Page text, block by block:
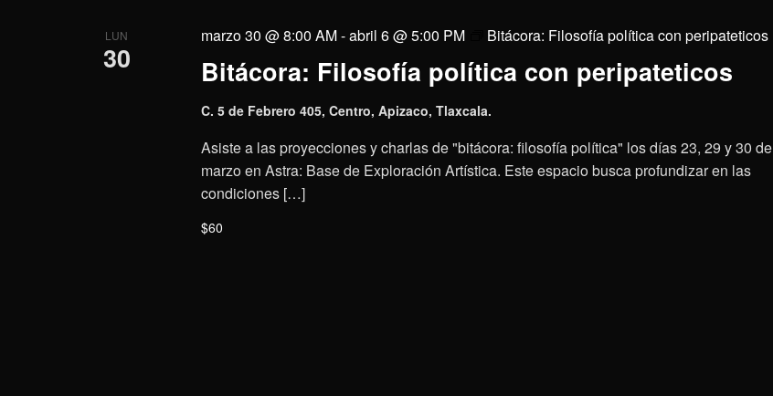
LUN
30 Bitácora: Filosofía política con peripateticos
marzo 30 @ 8:00 AM-abril 6 @ 5:00 PM Bitácora: Filosofía política con peripateticos
C. 5 de Febrero 405, Centro, Apizaco, Tlaxcala.
Asiste a las proyecciones y charlas de "bitácora: filosofía política" los días 23, 29 y 30 de
marzo en Astra: Base de Exploración Artística. Este espacio busca profundizar en las
condiciones […]
$60